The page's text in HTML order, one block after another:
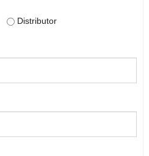
Distributor